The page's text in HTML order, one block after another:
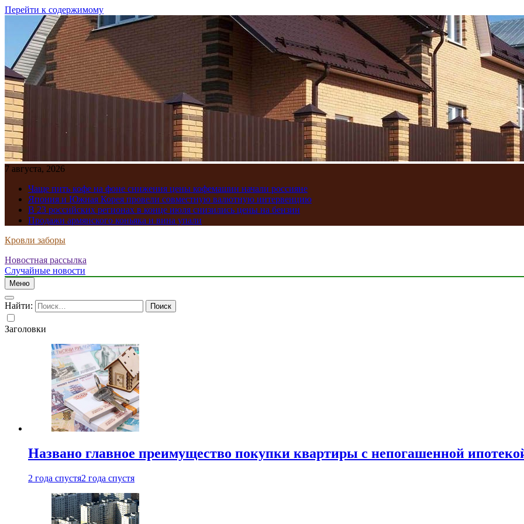
Перейти к содержимому
7 августа, 2026
Чаще пить кофе на фоне снижения цены кофемашин начали россияне
Япония и Южная Корея провели совместную валютную интервенцию
В 23 российских регионах в конце июля снизились цены на бензин
Продажи армянского коньяка и вина упали
Кровли заборы
Новостная рассылка
Случайные новости
Меню
Найти:
Заголовки
Названо главное преимущество покупки квартиры с непогашенной
2 года спустя2 года спустя